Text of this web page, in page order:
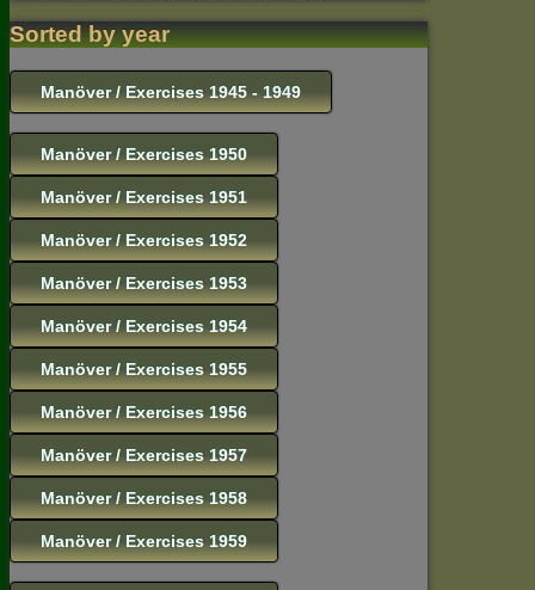
Sorted by year
Manöver / Exercises 1945 - 1949
Manöver / Exercises 1950
Manöver / Exercises 1951
Manöver / Exercises 1952
Manöver / Exercises 1953
Manöver / Exercises 1954
Manöver / Exercises 1955
Manöver / Exercises 1956
Manöver / Exercises 1957
Manöver / Exercises 1958
Manöver / Exercises 1959